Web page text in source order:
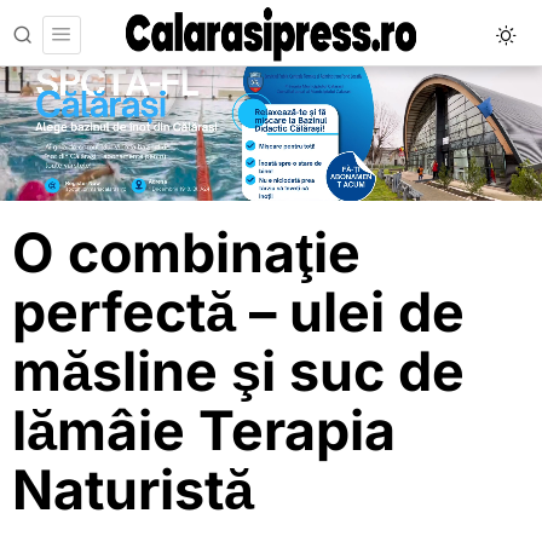
O combinaţie
perfectă – ulei de
măsline şi suc de
lămâie Terapia
Naturistă